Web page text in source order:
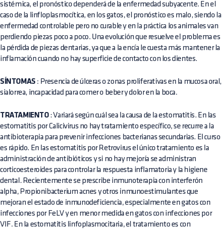
sistémica, el pronóstico dependerá de la enfermedad subyacente. En el
caso de la linfloplasmocítica, en los gatos, el pronóstico es malo, siendo la
enfermedad controlable pero no curable y en la práctica los animales van
perdiendo piezas poco a poco. Una evolución que resuelve el problema es
la pérdida de piezas dentarias, ya que a la encía le cuesta más mantener la
inflamación cuando no hay superficie de contacto con los dientes.
SÍNTOMAS : Presencia de úlceras o zonas proliferativas en la mucosa oral,
sialorrea, incapacidad para comer o beber y dolor en la boca.
TRATAMIENTO: Variará según cuál sea la causa de la estomatitis. En las
estomatitis por Calicivirus no hay tratamiento específico, se recurre a la
antibioterapia para prevenir infecciones bacterianas secundarias. El curso
es rápido. En las estomatitis por Retrovirus el único tratamiento es la
administración de antibióticos y si no hay mejoría se administran
corticoesteroides para controlar la respuesta inflamatoria y la higiene
dental. Recientemente se prescribe inmunoterapia con interferón
alpha, Propionibacterium acnes y otros inmunoestimulantes que
mejoran el estado de inmunodeficiencia, especialmente en gatos con
infecciones por FeLV y en menor medida en gatos con infecciones por
VIF. En la estomatitis linfoplasmocitaria, el tratamiento es con